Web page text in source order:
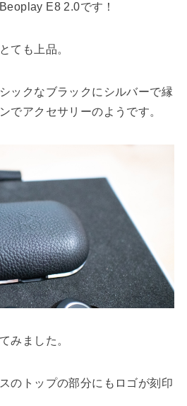
E8 2.0です！
ても上品。
ックなブラックにシルバーで縁
でアクセサリーのようです。
みました。
のトップの部分にもロゴが刻印